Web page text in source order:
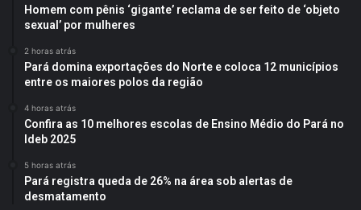
Homem com pênis ‘gigante’ reclama de ser feito de ‘objeto
sexual’ por mulheres
2 horas atrás
Pará domina exportações do Norte e coloca 12 municípios
entre os maiores polos da região
4 horas atrás
Confira as 10 melhores escolas de Ensino Médio do Pará no
Ideb 2025
5 horas atrás
Pará registra queda de 26% na área sob alertas de
desmatamento